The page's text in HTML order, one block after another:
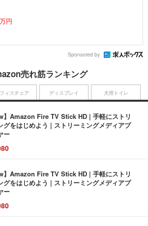
円
Sponsored by
売れ筋ランキング
】Amazon Fire TV Stick HD | 手軽にストリ
グをはじめよう | ストリーミングメディアプ
ー
】Amazon Fire TV Stick HD | 手軽にストリ
グをはじめよう | ストリーミングメディアプ
ー
ィスチェア ディスプレイ 犬用トイレ